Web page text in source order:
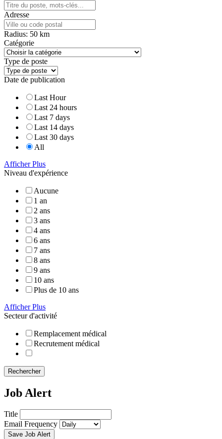
Adresse
Radius: 50 km
Catégorie
Type de poste
Date de publication
Last Hour
Last 24 hours
Last 7 days
Last 14 days
Last 30 days
All
Afficher Plus
Niveau d'expérience
Aucune
1 an
2 ans
3 ans
4 ans
6 ans
7 ans
8 ans
9 ans
10 ans
Plus de 10 ans
Afficher Plus
Secteur d'activité
Remplacement médical
Recrutement médical
Rechercher
Job Alert
Title
Email Frequency
Save Job Alert